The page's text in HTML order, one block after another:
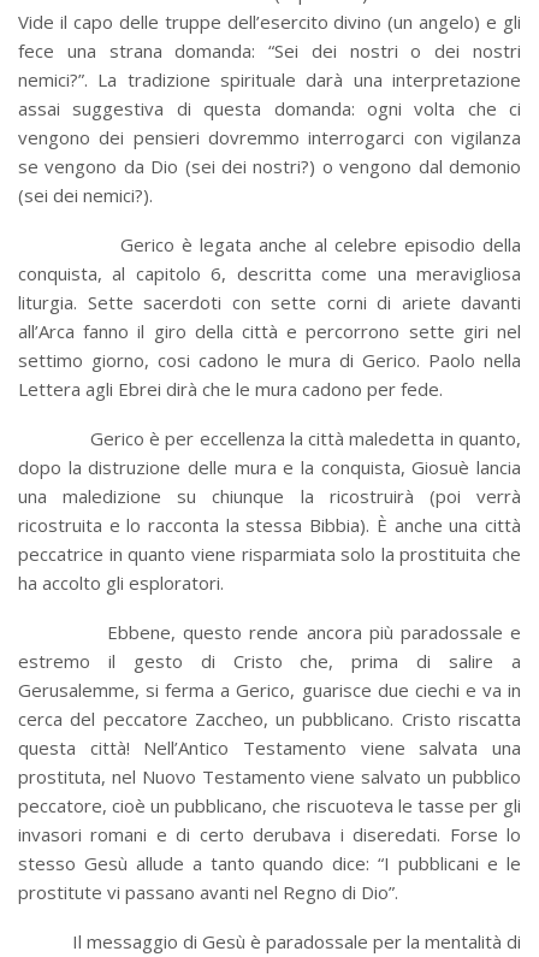
Vide il capo delle truppe dell’esercito divino (un angelo) e gli
fece una strana domanda: “Sei dei nostri o dei nostri
nemici?”. La tradizione spirituale darà una interpretazione
assai suggestiva di questa domanda: ogni volta che ci
vengono dei pensieri dovremmo interrogarci con vigilanza
se vengono da Dio (sei dei nostri?) o vengono dal demonio
(sei dei nemici?).
Gerico è legata anche al celebre episodio della
conquista, al capitolo 6, descritta come una meravigliosa
liturgia. Sette sacerdoti con sette corni di ariete davanti
all’Arca fanno il giro della città e percorrono sette giri nel
settimo giorno, cosi cadono le mura di Gerico. Paolo nella
Lettera agli Ebrei dirà che le mura cadono per fede.
Gerico è per eccellenza la città maledetta in quanto,
dopo la distruzione delle mura e la conquista, Giosuè lancia
una maledizione su chiunque la ricostruirà (poi verrà
ricostruita e lo racconta la stessa Bibbia). È anche una città
peccatrice in quanto viene risparmiata solo la prostituita che
ha accolto gli esploratori.
Ebbene, questo rende ancora più paradossale e
estremo il gesto di Cristo che, prima di salire a
Gerusalemme, si ferma a Gerico, guarisce due ciechi e va in
cerca del peccatore Zaccheo, un pubblicano. Cristo riscatta
questa città! Nell’Antico Testamento viene salvata una
prostituta, nel Nuovo Testamento viene salvato un pubblico
peccatore, cioè un pubblicano, che riscuoteva le tasse per gli
invasori romani e di certo derubava i diseredati. Forse lo
stesso Gesù allude a tanto quando dice: “I pubblicani e le
prostitute vi passano avanti nel Regno di Dio”.
Il messaggio di Gesù è paradossale per la mentalità di